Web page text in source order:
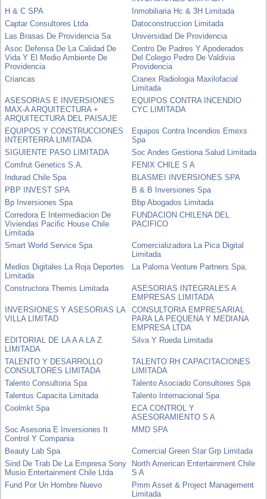
H & C SPA
Inmobiliaria Hc & 3H Limitada
Captar Consultores Ltda
Datoconstruccion Limitada
Las Brasas De Providencia Sa
Universidad De Providencia
Asoc Defensa De La Calidad De
Vida Y El Medio Ambiente De
Providencia
Centro De Padres Y Apoderados
Del Colegio Pedro De Valdivia
Providencia
Criancas
Cranex Radiologia Maxilofacial
Limitada
ASESORIAS E INVERSIONES
MAX-A ARQUITECTURA +
ARQUITECTURA DEL PAISAJE
EQUIPOS CONTRA INCENDIO
CYC LIMITADA
EQUIPOS Y CONSTRUCCIONES
INTERTERRA LIMITADA
Equipos Contra Incendios Emexs
Spa
SIGUIENTE PASO LIMITADA
Soc Andes Gestiona Salud Limitada
Comfrut Genetics S.A.
FENIX CHILE S A
Indurad Chile Spa
BLASMEI INVERSIONES SPA
PBP INVEST SPA
B & B Inversiones Spa
Bp Inversiones Spa
Bbp Abogados Limitada
Corredora E Intermediacion De
Viviendas Pacific House Chile
Limitada
FUNDACION CHILENA DEL
PACIFICO
Smart World Service Spa
Comercializadora La Pica Digital
Limitada
Medios Digitales La Roja Deportes
Limitada
La Paloma Venture Partners Spa.
Constructora Themis Limitada
ASESORIAS INTEGRALES A
EMPRESAS LIMITADA
INVERSIONES Y ASESORIAS LA
VILLA LIMITAD
CONSULTORIA EMPRESARIAL
PARA LA PEQUENA Y MEDIANA
EMPRESA LTDA
EDITORIAL DE LA A A LA Z
LIMITADA
Silva Y Rueda Limitada
TALENTO Y DESARROLLO
CONSULTORES LIMITADA
TALENTO RH CAPACITACIONES
LIMITADA
Talento Consultoria Spa
Talento Asociado Consultores Spa
Talentus Capacita Limitada
Talento Internacional Spa
Coolmkt Spa
ECA CONTROL Y
ASESORAMIENTO S A
Soc Asesoria E Inversiones It
Control Y Compania
MMD SPA
Beauty Lab Spa
Comercial Green Star Grp Limitada
Sind De Trab De La Empresa Sony
Musio Entertainment Chile Ltda
North American Entertainment Chile
S A
Fund Por Un Hombre Nuevo
Pmm Asset & Project Management
Limitada